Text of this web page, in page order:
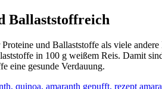
Ballaststoffreich
und Ballaststoffe als viele
in 100 g weißem Reis. Damit
eine gesunde Verdauung.